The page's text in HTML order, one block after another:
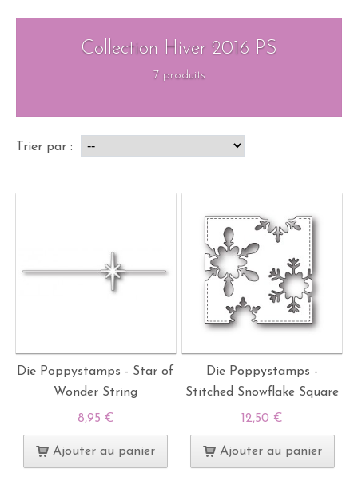
Collection Hiver 2016 PS
7 produits
Trier par :
Die Poppystamps - Star of
Wonder String
8,95 €
Ajouter au panier
Die Poppystamps -
Stitched Snowflake Square
12,50 €
Ajouter au panier